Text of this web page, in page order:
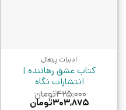
ادبیات پرتغال
کتاب عشق رهاننده |
انتشارات نگاه
۴۲۵,۰۰۰تومان
قیمت
۳۰۳,۸۷۵تومان